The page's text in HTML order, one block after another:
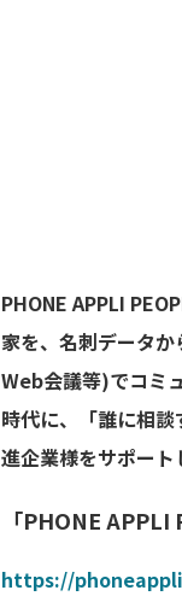
PHONE APPLI
家を、名刺データ
Web会議等)でコミ
時代に、「誰に相
進企業様をサポート
「PHONE
https://